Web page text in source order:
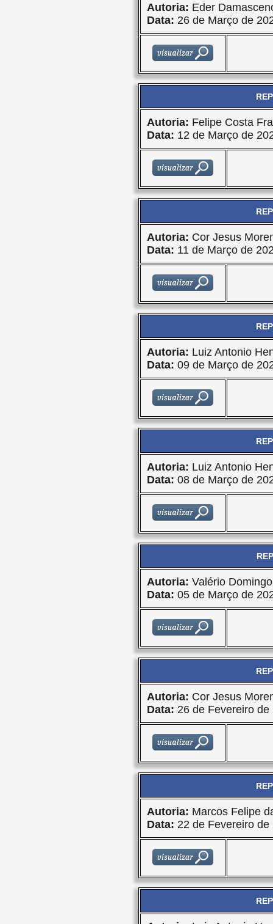
Autoria: Eder
Data: 26 de Março de
Autoria: Felipe Costa
Data: 12 de Março de
Autoria: Cor Jesus
Data: 11 de Março de
Autoria: Luiz Antonio
Data: 09 de Março de
Autoria: Luiz Antonio
Data: 08 de Março de
Autoria: Valério
Data: 05 de Março de
Autoria: Cor Jesus
Data: 26 de Fevereiro de
Autoria: Marcos Felipe
Data: 22 de Fevereiro de